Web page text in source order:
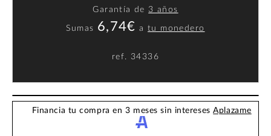
Garantía de 3 años
Sumas 6,74€ atu monedero
ref. 34336
Financia tu compra en 3 meses sin interesesAplazame